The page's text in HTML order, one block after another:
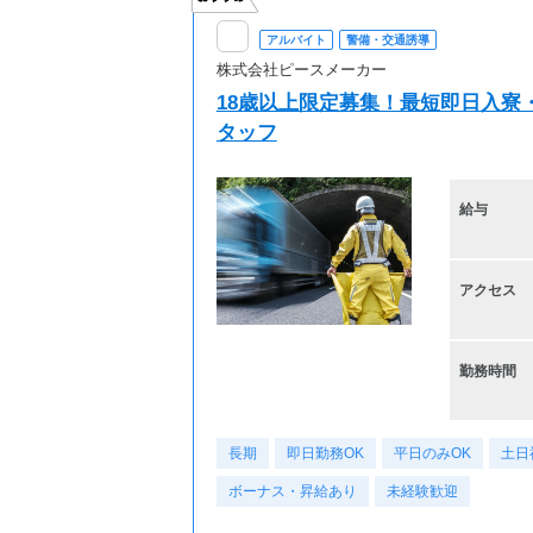
アルバイト 警備・交通誘導
株式会社ピースメーカー
18歳以上限定募集！最短即日入
タッフ
給与
アクセス
勤務時間
長期 即日勤務OK 平日のみOK 土日
ボーナス・昇給あり 未経験歓迎